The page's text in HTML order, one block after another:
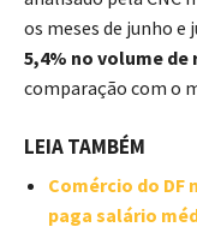
os meses de junho
5,4% no volume de
comparação com o
LEIA TAMBÉM
Comércio do DF
paga salário